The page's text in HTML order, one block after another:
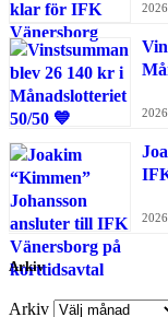
Arkiv
Arkiv